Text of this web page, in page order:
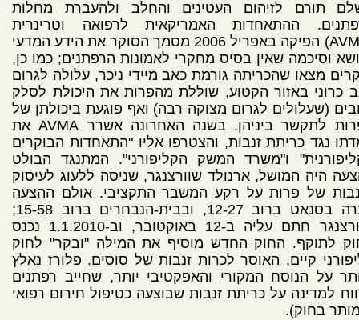
תורם לזיהום העטינים והחלב ולהעברת מחלות
ההתאחדות האמריקאית לרפואה וטרינרית
(AVMA) הפיקה באפריל 2006 מסמך הסוקר את הידע המדעי
וסיכמה שאין בסיס מחקרי לאמונות הרפתנים; כמו כן,
מצאו שהכריתה גורמת כאב מיידי ניכר, עלולה לגרום
כרוני באזור הקטוע, שוללת מהפרות את היכולת לסלק
(שעלולים לגרום מצוקה רבה) ואף פוגעת ביכולתן של
הפרות לתקשר ביניהן. בשנה האחרונה אשרר AVMA את
נגד כריתת זנבות, והצטרפו אליו "התאחדות הבוקרים
ו"משרד המשק הקליפורני". המתנגד הבולט
היה המושל, ארנולד שוורצנגר, שניסה ללעוג לעיסוק
של פרות על רקע המשבר התקציבי. אולם ההצעה
עברה בסנאט ברוב 12-27, ובבית-הנבחרים ברוב 15-58;
שוורצנגר חתם עליה ב-12 באוקטובר, וב-1.1.2010 נכנס
לתוקף. החוק החדש מוסיף את המילה "ובקר" לחוק
קיים, האוסר לכרות זנבות של סוסים. פלורז נאלץ
על הנוסח המקורי והאפקטיבי יותר, שחייב רפתנים
למדינה על כריתת זנבות שבוצעה כטיפול חירום רפואי
בחוק).